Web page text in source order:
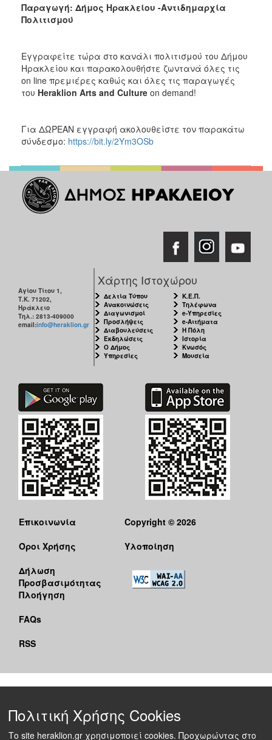
Παραγωγή: Δήμος Ηρακλείου -Αντιδημαρχία
Πολιτισμού
Εγγραφείτε τώρα στο κανάλι πολιτισμού του Δήμου
Ηρακλείου και παρακολουθήστε ζωντανά όλες τις
on line πρεμιέρες καθώς και όλες τις παραγωγές
του Heraklion Arts and Culture on demand!
Για ΔΩΡΕΑΝ εγγραφή ακολουθείστε τον παρακάτω
σύνδεσμο: https://bit.ly/2Ym3OSb
Αγίου Τίτου 1,
Τ.Κ. 71202,
Ηράκλειο
Τηλ.: 2813-409000
email:info@heraklion.gr
Χάρτης Ιστοχώρου
Δελτία Τύπου
Ανακοινώσεις
Διαγωνισμοί
Προσλήψεις
Διαβουλεύσεις
Εκδηλώσεις
Ο Δήμος
Υπηρεσίες
Κ.Ε.Π.
Τηλέφωνα
e-Υπηρεσίες
e-Αιτήματα
Η Πόλη
Ιστορία
Κνωσός
Μουσεία
Επικοινωνία
Όροι Χρήσης
Δήλωση
Προσβασιμότητας
Πλοήγηση
FAQs
RSS
Copyright © 2026
Υλοποίηση
Πολιτική Χρήσης Cookies
Το site heraklion.gr χρησιμοποιεί cookies. Προχωρώντας στο